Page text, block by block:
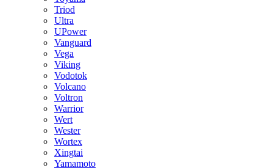
Triod
Ultra
UPower
Vanguard
Vega
Viking
Vodotok
Volcano
Voltron
Warrior
Wert
Wester
Wortex
Xingtai
Yamamoto